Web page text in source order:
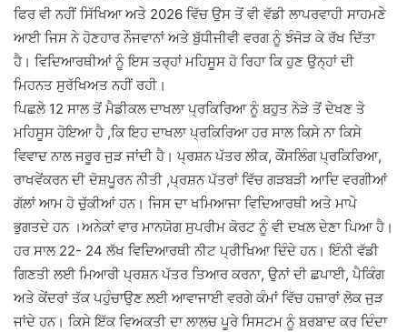
ਫਿਰ ਵੀ ਨਹੀਂ ਸਿੱਖਿਆ ਅਤੇ 2026 ਵਿੱਚ ਉਸ ਤੋਂ ਵੀ ਵੱਡੀ ਲਾਪਰਵਾਹੀ ਸਾਹਮਣੇ
ਆਈ ਜਿਸ ਨੇ ਹੋਣਹਾਰ ਨੌਜਵਾਨਾਂ ਅਤੇ ਬੁੱਧੀਜੀਵੀ ਵਰਗ ਨੂੰ ਝੰਜੋੜ ਕੇ ਰੱਖ ਦਿੱਤਾ
ਹੈ। ਵਿਦਿਆਰਥੀਆਂ ਨੂੰ ਇਸ ਤਰ੍ਹਾਂ ਮਹਿਸੂਸ ਹੋ ਰਿਹਾ ਕਿ ਹੁਣ ਉਨ੍ਹਾਂ ਦੀ
ਮਿਹਨਤ ਸੁਰੱਖਿਅਤ ਨਹੀਂ ਰਹੀ।
ਪਿਛਲੇ 12 ਸਾਲ ਤੋਂ ਮੈਡੀਕਲ ਦਾਖਲਾ ਪ੍ਰਕਿਰਿਆ ਨੂੰ ਬਹੁਤ ਨੇੜੇ ਤੋਂ ਦੇਖਣ ਤੇ
ਮਹਿਸੂਸ ਹੋਇਆ ਹੈ ,ਕਿ ਇਹ ਦਾਖਲਾ ਪ੍ਰਕਿਰਿਆ ਹਰ ਸਾਲ ਕਿਸੇ ਨਾ ਕਿਸੇ
ਵਿਵਾਦ ਨਾਲ ਜਰੂਰ ਜੁੜ ਜਾਂਦੀ ਹੈ। ਪ੍ਰਸ਼ਨ ਪੱਤਰ ਲੀਕ, ਕੌਂਸਲਿੰਗ ਪ੍ਰਕਿਰਿਆ,
ਰਾਖਵੇਂਕਰਨ ਦੀ ਦੋਸ਼ਪੂਰਨ ਨੀਤੀ ,ਪ੍ਰਸ਼ਨ ਪੱਤਰਾਂ ਵਿੱਚ ਗੜਬੜੀ ਆਦਿ ਵਰਗੀਆਂ
ਗੱਲਾਂ ਆਮ ਹੋ ਚੁੱਕੀਆਂ ਹਨ। ਜਿਸ ਦਾ ਖਮਿਆਜਾ ਵਿਦਿਆਰਥੀ ਅਤੇ ਮਾਪੇ
ਭੁਗਤਦੇ ਹਨ ।ਅਨੇਕਾਂ ਵਾਰ ਮਾਨਯੋਗ ਸੁਪਰੀਮ ਕੋਰਟ ਨੂੰ ਵੀ ਦਖਲ ਦੇਣਾ ਪਿਆ ਹੈ।
ਹਰ ਸਾਲ 22- 24 ਲੱਖ ਵਿਦਿਆਰਥੀ ਨੀਟ ਪ੍ਰੀਖਿਆ ਦਿੰਦੇ ਹਨ। ਇੰਨੀ ਵੱਡੀ
ਗਿਣਤੀ ਲਈ ਮਿਆਰੀ ਪ੍ਰਸ਼ਨ ਪੱਤਰ ਤਿਆਰ ਕਰਨਾ, ਉਨਾਂ ਦੀ ਛਪਾਈ, ਪੈਕਿੰਗ
ਅਤੇ ਕੇਂਦਰਾਂ ਤੱਕ ਪਹੁੰਚਾਉਣ ਲਈ ਆਵਾਜਾਈ ਵਰਗੇ ਕੰਮਾਂ ਵਿੱਚ ਹਜ਼ਾਰਾਂ ਲੋਕ ਜੁੜ
ਜਾਂਦੇ ਹਨ। ਕਿਸੇ ਇੱਕ ਵਿਅਕਤੀ ਦਾ ਲਾਲਚ ਪੂਰੇ ਸਿਸਟਮ ਨੂੰ ਬਰਬਾਦ ਕਰ ਦਿੰਦਾ